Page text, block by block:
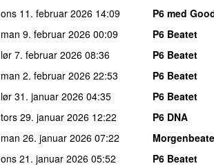
ons 11. februar 2026 14:09
P6 med
man 9. februar 2026 00:09
P6 Beatet
lør 7. februar 2026 08:36
P6 Beatet
man 2. februar 2026 22:53
P6 Beatet
lør 31. januar 2026 04:35
P6 Beatet
tors 29. januar 2026 12:22
P6 DNA
man 26. januar 2026 07:22
ons 21. januar 2026 05:52
P6 Beatet